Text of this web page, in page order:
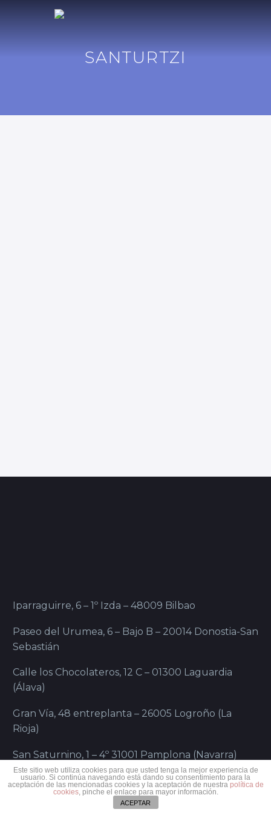
SANTURTZI
Iparraguirre, 6 – 1º Izda – 48009 Bilbao
Paseo del Urumea, 6 – Bajo B – 20014 Donostia-San
Sebastián
Calle los Chocolateros, 12 C – 01300 Laguardia
(Álava)
Gran Vía, 48 entreplanta – 26005 Logroño (La
Rioja)
San Saturnino, 1 – 4º 31001 Pamplona (Navarra)
Este sitio web utiliza cookies para que usted tenga la mejor experiencia de
usuario. Si continúa navegando está dando su consentimiento para la
aceptación de las mencionadas cookies y la aceptación de nuestra política de
cookies, pinche el enlace para mayor información.
ACEPTAR